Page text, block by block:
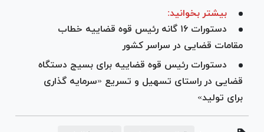
بیشتر بخوانید:
دستورات ۱۶ گانه رئیس قوه قضاییه خطاب
مقامات قضایی در سراسر کشور
دستورات رئیس قوه قضاییه برای بسیج دستگاه
قضایی در راستای تسهیل و تسریع «سرمایه گذاری
برای تولید»